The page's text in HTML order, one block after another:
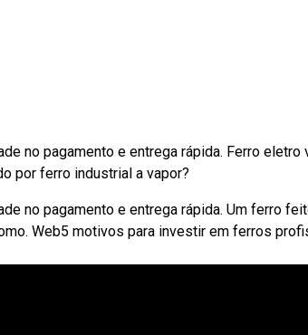
no pagamento e entrega rápida. Ferro eletro
por ferro industrial a vapor?
no pagamento e entrega rápida. Um ferro
Web5 motivos para investir em ferros